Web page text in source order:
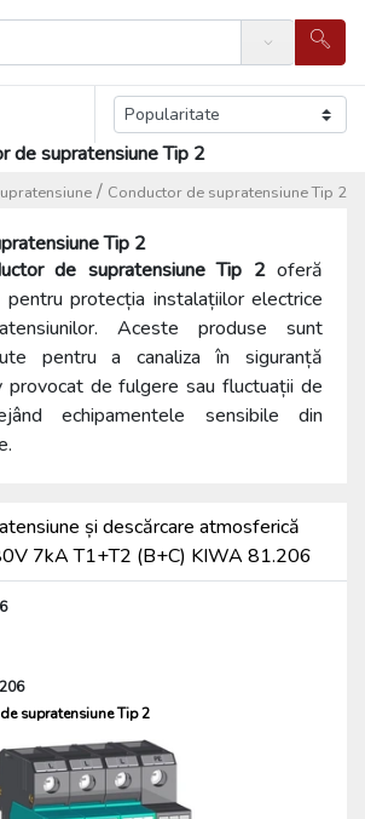
Search
de supratensiune Tip 2
Conductor de supratensiune Tip 2
/
Tip 2
de supratensiune Tip 2oferă
protecția instalațiilor electrice
Aceste produse sunt
pentru a canaliza în siguranță
provocat de fulgere sau fluctuații de
echipamentele sensibile din
și descărcare atmosferică
7kA T1+T2 (B+C) KIWA 81.206
supratensiune Tip 2